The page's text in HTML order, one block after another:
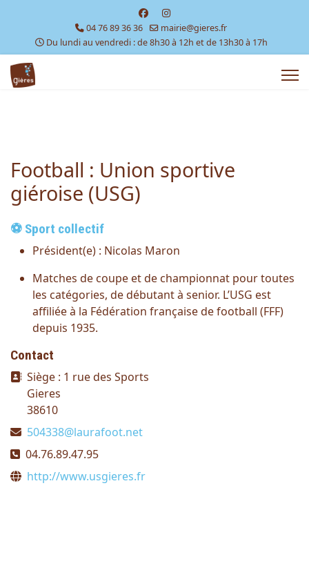
04 76 89 36 36
mairie@gieres.fr
Du lundi au vendredi : de 8h30 à 12h et de 13h30 à 17h
Football : Union sportive
giéroise (USG)
⚽ Sport collectif
Président(e) : Nicolas Maron
Matches de coupe et de championnat pour toutes
les catégories, de débutant à senior. L’USG est
affiliée à la Fédération française de football (FFF)
depuis 1935.
Contact
Adresse
Siège : 1 rue des Sports
Gieres
38610
E-mail
504338@laurafoot.net
Téléphone
04.76.89.47.95
Site Web
http://www.usgieres.fr